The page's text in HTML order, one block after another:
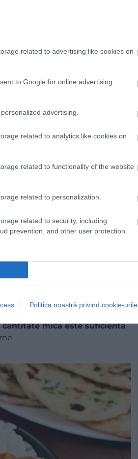
related to advertising like cookies on
to Google for online advertising
advertising.
related to analytics like cookies on
related to functionality of the website
related to personalization.
related to security, including
prevention, and other user protection.
Politica noastră privind cookie-urile
și, dacă este păstrată
cantitate mică este suficientă